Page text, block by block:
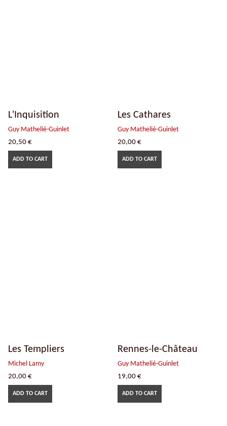
L'Inquisition
Guy Mathelié-Guinlet
20,50 €
ADD TO CART
Les Cathares
Guy Mathelié-Guinlet
20,00€
ADD TO CART
Les Templiers
Michel Lamy
20,00 €
ADD TO CART
Rennes-le-Château
Guy Mathelié-Guinlet
19,00€
ADD TO CART